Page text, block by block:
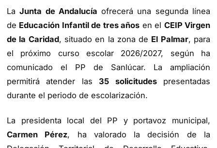
LaJunta de Andalucía ofrecerá una segunda línea
de Educación Infantil de tres años en el CEIP Virgen
de la Caridad, situado en la zona de El Palmar, para
el próximo curso escolar 2026/2027, según ha
comunicado el PP de Sanlúcar. La ampliación
permitirá atender las 35 solicitudespresentadas
durante el periodo de escolarización.
La presidenta local del PP y portavoz municipal,
Carmen Pérez, ha valorado la decisión de la